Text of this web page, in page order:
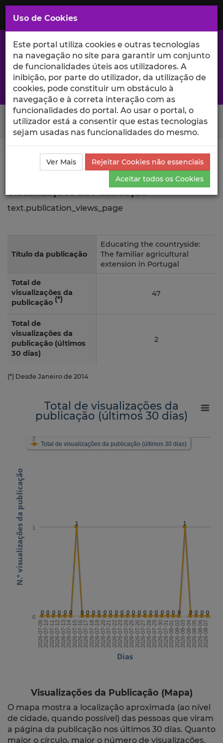
Saltar
para
Conteúdo
Principal
A excelência da investigação e ciência no Iscte
Search Button
Ciência_Iscte Publicações
Descrição Detalhada da
Publicação
Visualizações
text.publication_views_page
Título da publicação
Educating the countryside:
The familiar agricultural
extension in Portugal
Total de
visualizações da
publicação (*)
47
Total de
visualizações da
publicação (últimos
30 dias)
2
(*) Desde Janeiro de 2014
Dias
N.º visualizações da publicação
Total de visualizações da
publicação (últimos 30 dias)
0 0 0 0 0 0
1
0 0 0 0 0 0 0 0 0 0 0 0 0 0 0 0 0 0
1
0 0 0 0
Total de visualizações da publicação (últimos 30 dias)
2026-07-092026-07-102026-07-112026-07-122026-07-132026-07-142026-07-152026-07-162026-07-172026-07-182026-07-192026-07-202026-07-212026-07-222026-07-232026-07-242026-07-252026-07-262026-07-272026-07-282026-07-292026-07-302026-07-312026-08-012026-08-022026-08-032026-08-042026-08-052026-08-062026-08-07
0
1
2
Visualizações da Publicação (Mapa)
O mapa mostra a localização aproximada (ao nível
de cidade, quando possível) das pessoas que viram
a página da publicação nos últimos 30 dias. Quanto
maior o círculo, maior o número de visualizações.
Uso de Cookies
Este portal utiliza cookies e outras tecnologias
na navegação no site para garantir um conjunto
de funcionalidades úteis aos utilizadores. A
inibição, por parte do utilizador, da utilização de
cookies, pode constituir um obstáculo à
navegação e à correta interação com as
funcionalidades do portal. Ao usar o portal, o
utilizador está a consentir que estas tecnologias
sejam usadas nas funcionalidades do mesmo.
Ver Mais
Rejeitar Cookies não essenciais
Aceitar todos os Cookies